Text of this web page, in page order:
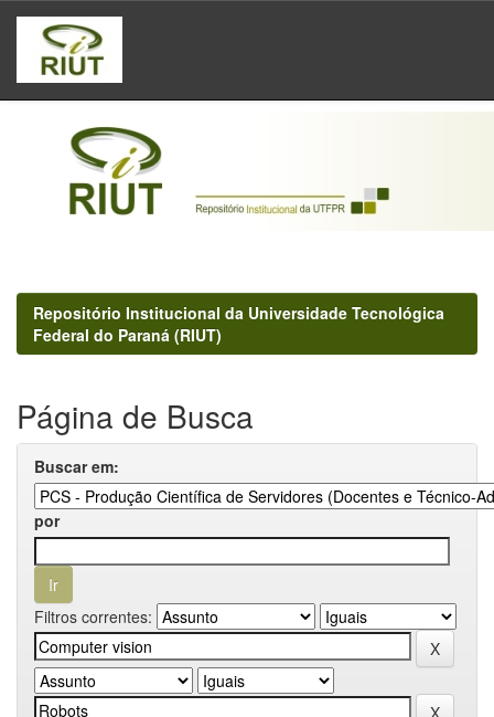
Skip
navigation
Repositório Institucional da Universidade Tecnológica
Federal do Paraná (RIUT)
Página de Busca
Buscar em:
por
Filtros correntes: